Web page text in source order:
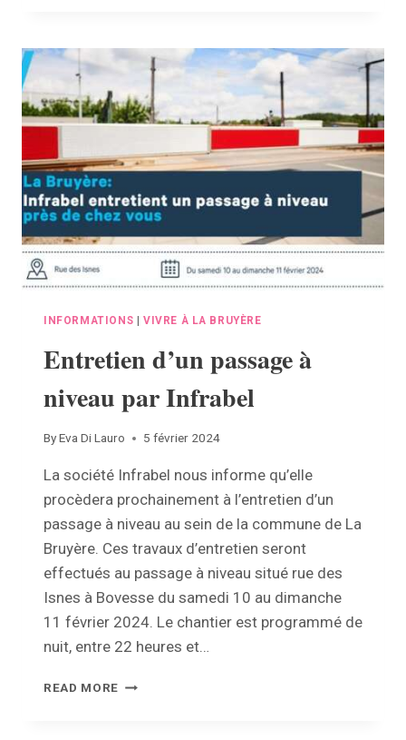
SUR
PROCURATIONS
INFORMATIONS VIVRE À LA BRUYÈRE
Entretien d’un passage à
niveau par Infrabel
ByEva Di Lauro 5 février 2024
La société Infrabel nous informe qu’elle
procèdera prochainement à l’entretien d’un
passage à niveau au sein de la commune de La
Bruyère. Ces travaux d’entretien seront
effectués au passage à niveau situé rue des
Isnes à Bovesse du samedi 10 au dimanche
11 février 2024. Le chantier est programmé de
nuit, entre 22 heures et…
READ MORE ENTRETIEN